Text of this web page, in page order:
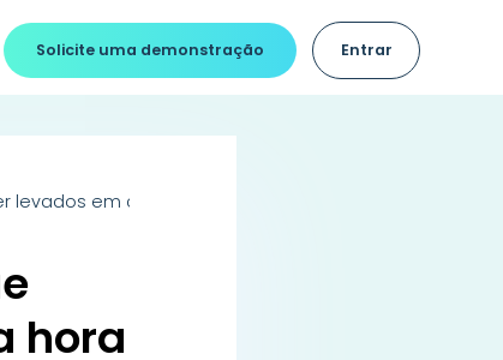
Solicite uma demonstração Entrar
em conta na hora de ter sua própria clínica
hora